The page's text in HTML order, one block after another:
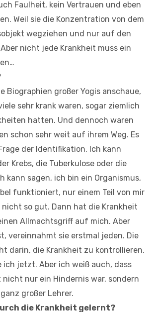
Faulheit, kein Vertrauen und eben
Weil sie die Konzentration von dem
wegziehen und nur auf den
nicht jede Krankheit muss ein
Biographien großer Yogis anschaue,
sehr krank waren, sogar ziemlich
hatten. Und dennoch waren
schon sehr weit auf ihrem Weg. Es
der Identifikation. Ich kann
Krebs, die Tuberkulose oder die
kann sagen, ich bin ein Organismus,
funktioniert, nur einem Teil von mir
so gut. Dann hat die Krankheit
Allmachtsgriff auf mich. Aber
vereinnahmt sie erstmal jeden. Die
darin, die Krankheit zu kontrollieren.
ich jetzt. Aber ich weiß auch, dass
nicht nur ein Hindernis war, sondern
großer Lehrer.
die Krankheit gelernt?